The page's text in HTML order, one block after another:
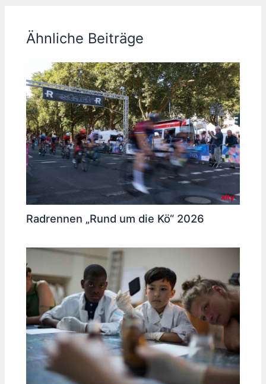
Ähnliche Beiträge
Radrennen „Rund um die Kö“ 2026